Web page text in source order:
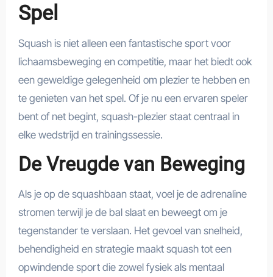
Spel
Squash is niet alleen een fantastische sport voor
lichaamsbeweging en competitie, maar het biedt ook
een geweldige gelegenheid om plezier te hebben en
te genieten van het spel. Of je nu een ervaren speler
bent of net begint, squash-plezier staat centraal in
elke wedstrijd en trainingssessie.
De Vreugde van Beweging
Als je op de squashbaan staat, voel je de adrenaline
stromen terwijl je de bal slaat en beweegt om je
tegenstander te verslaan. Het gevoel van snelheid,
behendigheid en strategie maakt squash tot een
opwindende sport die zowel fysiek als mentaal